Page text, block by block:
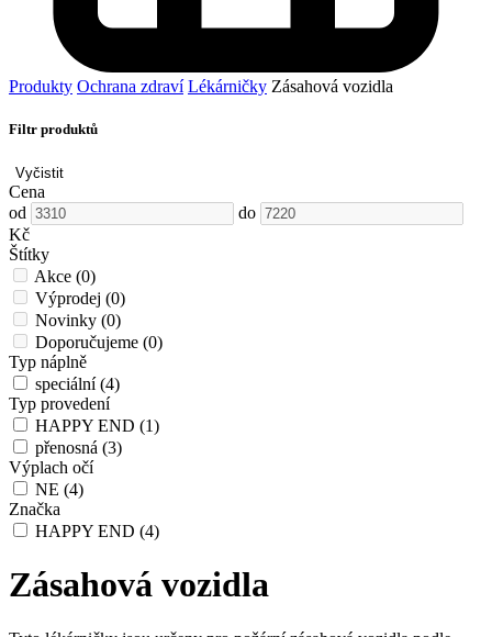
Produkty Ochrana zdraví Lékárničky Zásahová vozidla
Filtr produktů
Vyčistit
Cena
od
do
Kč
Štítky
Akce (0)
Výprodej (0)
Novinky (0)
Doporučujeme (0)
Typ náplně
speciální(4)
Typ provedení
HAPPY END (1)
přenosná (3)
Výplach očí
NE (4)
Značka
HAPPY END (4)
Zásahová vozidla